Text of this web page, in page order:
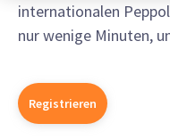
internationalen
nur wenige Minuten,
Registrieren